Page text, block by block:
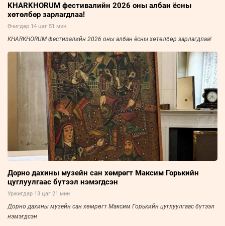
KHARKHORUM фестивалийн 2026 оны албан ёсны
хөтөлбөр зарлагдлаа!
Өчигдөр 14 цаг 51 мин
KHARKHORUM фестивалийн 2026 оны албан ёсны хөтөлбөр зарлагдлаа!
Дорно дахины музейн сан хөмрөгт Максим Горькийн
цуглуулгаас бүтээл нэмэгдсэн
Уржигдар 13 цаг 21 мин
Дорно дахины музейн сан хөмрөгт Максим Горькийн цуглуулгаас бүтээл
нэмэгдсэн